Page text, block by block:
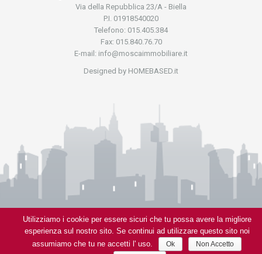
Via della Repubblica 23/A - Biella
P.I. 01918540020
Telefono: 015.405.384
Fax: 015.840.76.70
E-mail: info@moscaimmobiliare.it
Designed by HOMEBASED.it
Utilizziamo i cookie per essere sicuri che tu possa avere la migliore
esperienza sul nostro sito. Se continui ad utilizzare questo sito noi
assumiamo che tu ne accetti l' uso.
Ok Non Accetto